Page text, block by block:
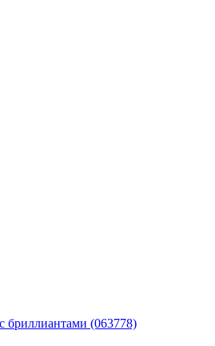
бриллиантами (063778)